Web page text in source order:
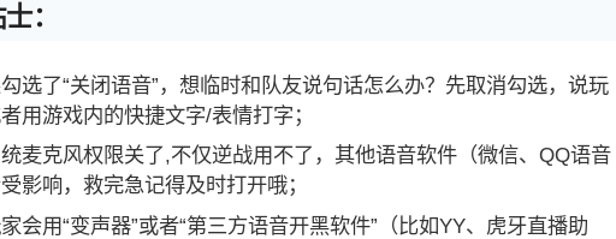
：
选了“关闭语音”，想临时和队友说句话怎么办？先取消勾选，说玩
用游戏内的快捷文字/表情打字；
麦克风权限关了,不仅逆战用不了，其他语音软件（微信、QQ语音
影响，救完急记得及时打开哦；
会用“变声器”或者“第三方语音开黑软件”（比如YY、虎牙直播助